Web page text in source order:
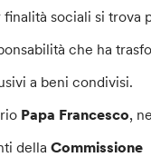
sociali si trova
che ha
a beni condivisi.
Papa Francesco,
dellaCommissione